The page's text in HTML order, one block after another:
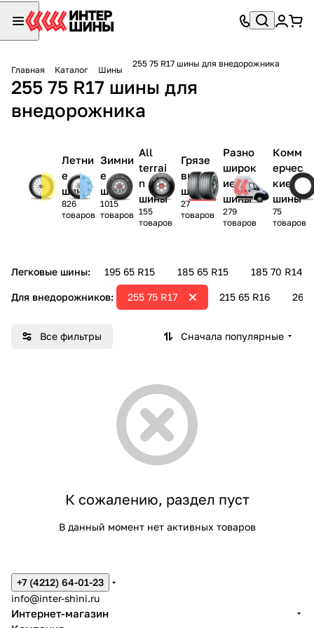
Главная Каталог Шины
255 75 R17 шины для внедорожника
255 75 R17 шины для
внедорожника
Летни
е
шины
826
товаров
Зимни
е
шины
1015
товаров
All
terrai
n
шины
155
товаров
Грязе
вые
шины
27
товаров
Разно
широк
ие
шины
279
товаров
Комм
ерчес
кие
шины
75
товаров
Легковые шины: 195 65 R15 185 65 R15 185 70 R14
Для внедорожников: 215 65 R16 265
255 75 R17
Все фильтры Сначала популярные
К сожалению, раздел пуст
В данный момент нет активных товаров
+7 (4212) 64-01-23
info@inter-shini.ru
Интернет-магазин